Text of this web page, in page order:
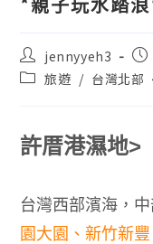
jennyyeh3
旅遊 / 台灣北部
許厝港濕地>
台灣西部濱海，
園大園 、新竹新